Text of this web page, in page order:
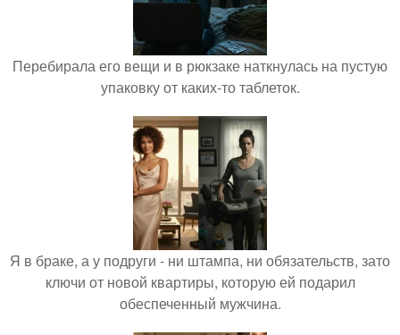
Перебирала его вещи и в рюкзаке наткнулась на пустую
упаковку от каких-то таблеток.
Я в браке, а у подруги - ни штампа, ни обязательств, зато
ключи от новой квартиры, которую ей подарил
обеспеченный мужчина.